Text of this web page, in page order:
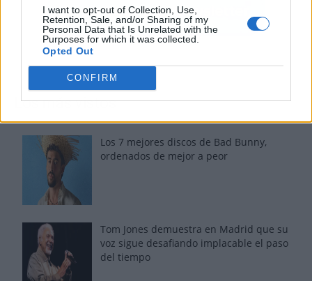
I want to opt-out of Collection, Use,
Retention, Sale, and/or Sharing of my
Personal Data that Is Unrelated with the
Purposes for which it was collected.
Opted Out
CONFIRM
Los más vistos
Los 7 mejores discos de Bad Bunny,
ordenados de mejor a peor
Tom Jones demuestra en Madrid que su
voz sigue desafiando implacable el paso
del tiempo